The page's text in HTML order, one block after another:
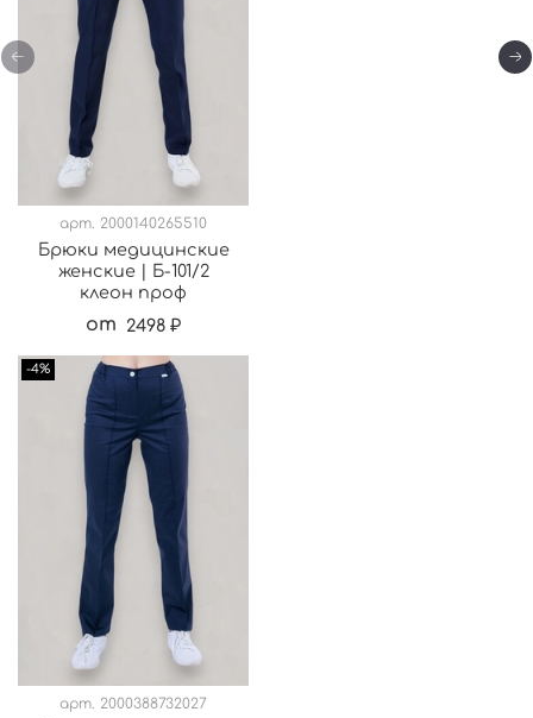
арт. 2000140265510
Брюки медицинские
женские | Б-101/2
клеон проф
от 2498 ₽
-4%
арт. 2000388732027